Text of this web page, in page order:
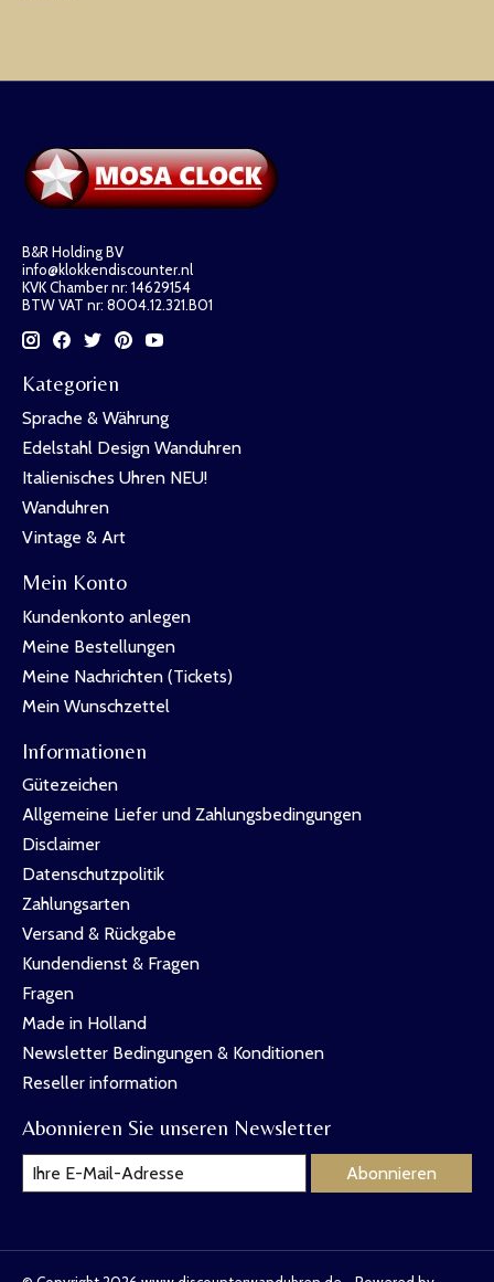
B&R Holding BV
info@klokkendiscounter.nl
KVK Chamber nr: 14629154
BTW VAT nr: 8004.12.321.B01
Kategorien
Sprache & Währung
Edelstahl Design Wanduhren
Italienisches Uhren NEU!
Wanduhren
Vintage & Art
Mein Konto
Kundenkonto anlegen
Meine Bestellungen
Meine Nachrichten (Tickets)
Mein Wunschzettel
Informationen
Gütezeichen
Allgemeine Liefer und Zahlungsbedingungen
Disclaimer
Datenschutzpolitik
Zahlungsarten
Versand & Rückgabe
Kundendienst & Fragen
Fragen
Made in Holland
Newsletter Bedingungen & Konditionen
Reseller information
Abonnieren Sie unseren Newsletter
Abonnieren